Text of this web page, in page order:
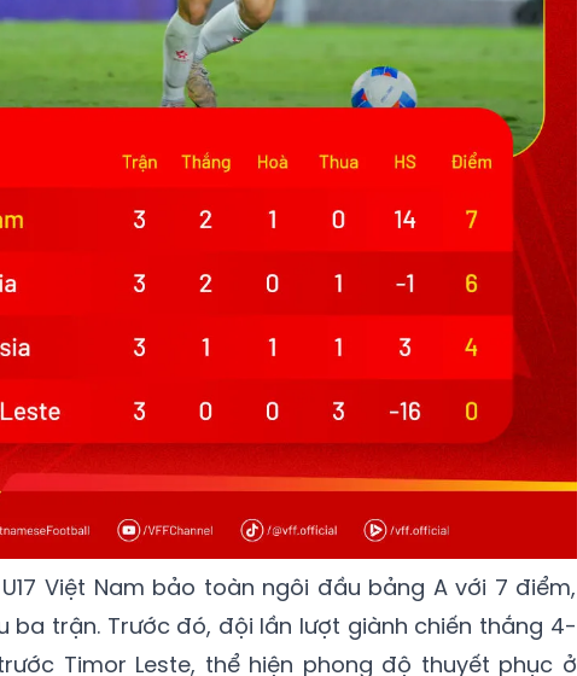
Việt Nam bảo toàn ngôi đầu bảng A với 7 điểm,
ba trận. Trước đó, đội lần lượt giành chiến thắng 4-
Timor Leste, thể hiện phong độ thuyết phục ở